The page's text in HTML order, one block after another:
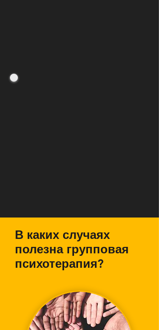
В каких случаях
полезна групповая
психотерапия?